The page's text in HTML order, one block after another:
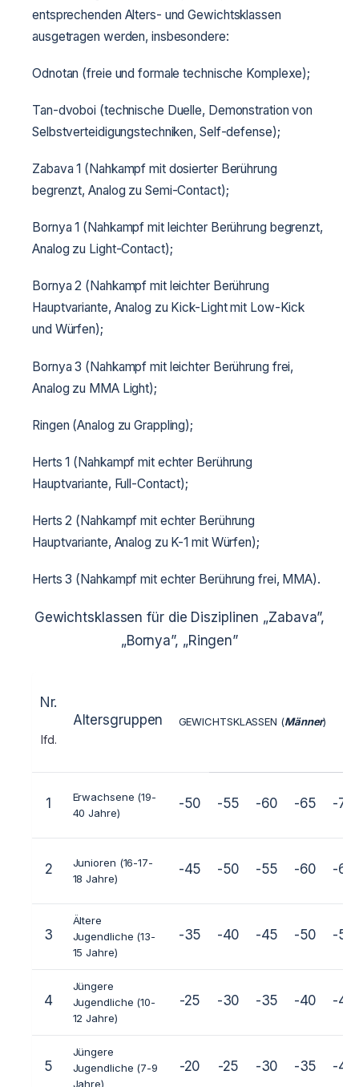
entsprechenden Alters- und Gewichtsklassen
ausgetragen werden, insbesondere:
Odnotan (freie und formale technische Komplexe);
Tan-dvoboi (technische Duelle, Demonstration von
Selbstverteidigungstechniken, Self-defense);
Zabava 1 (Nahkampf mit dosierter Berührung
begrenzt, Analog zu Semi-Contact);
Bornya 1 (Nahkampf mit leichter Berührung begrenzt,
Analog zu Light-Contact);
Bornya 2 (Nahkampf mit leichter Berührung
Hauptvariante, Analog zu Kick-Light mit Low-Kick
und Würfen);
Bornya 3 (Nahkampf mit leichter Berührung frei,
Analog zu MMA Light);
Ringen (Analog zu Grappling);
Herts 1 (Nahkampf mit echter Berührung
Hauptvariante, Full-Contact);
Herts 2 (Nahkampf mit echter Berührung
Hauptvariante, Analog zu K-1 mit Würfen);
Herts 3 (Nahkampf mit echter Berührung frei, MMA).
Gewichtsklassen für die Disziplinen „Zabava”,
„Bornya”, „Ringen”
Nr.
lfd.
Altersgruppen GEWICHTSKLASSEN (Männer)
1
Erwachsene (19-
40 Jahre)
-50 -55 -60 -65 -70
2
Junioren (16-17-
18 Jahre)
-45 -50 -55 -60 -65
3
Ältere
Jugendliche (13-
15 Jahre)
-35 -40 -45 -50 -55
4
Jüngere
Jugendliche (10-
12 Jahre)
-25 -30 -35 -40 -45
5
Jüngere
Jugendliche (7-9
Jahre)
-20 -25 -30 -35 -40